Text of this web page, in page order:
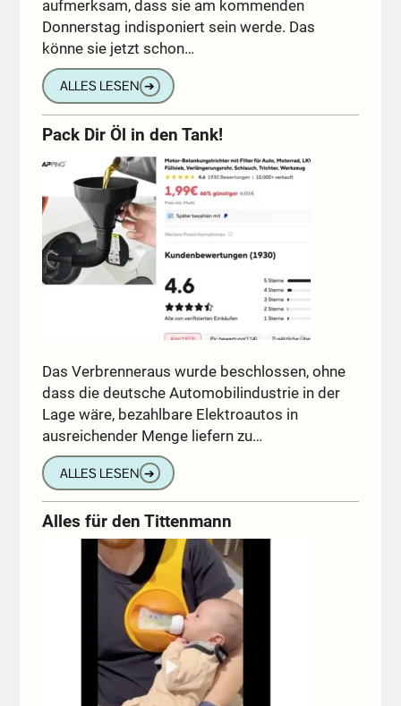
aufmerksam, dass sie am kommenden
Donnerstag indisponiert sein werde. Das
könne sie jetzt schon…
ALLES LESEN ➔
Pack Dir Öl in den Tank!
Das Verbrenneraus wurde beschlossen, ohne
dass die deutsche Automobilindustrie in der
Lage wäre, bezahlbare Elektroautos in
ausreichender Menge liefern zu…
ALLES LESEN ➔
Alles für den Tittenmann